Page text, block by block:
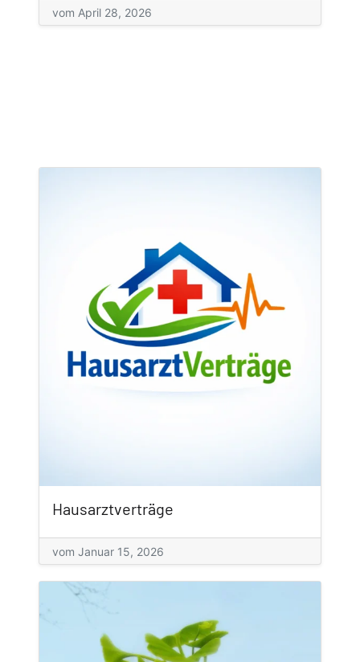
vom April 28, 2026
Hausarztverträge
vom Januar 15, 2026